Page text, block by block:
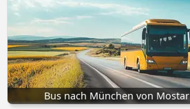
Bus nach München von Mostar